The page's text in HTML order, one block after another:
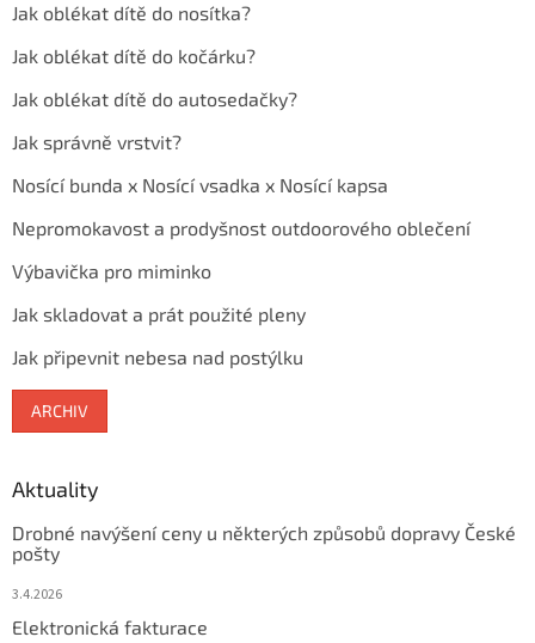
Jak oblékat dítě do nosítka?
Jak oblékat dítě do kočárku?
Jak oblékat dítě do autosedačky?
Jak správně vrstvit?
Nosící bunda x Nosící vsadka x Nosící kapsa
Nepromokavost a prodyšnost outdoorového oblečení
Výbavička pro miminko
Jak skladovat a prát použité pleny
Jak připevnit nebesa nad postýlku
ARCHIV
Aktuality
Drobné navýšení ceny u některých způsobů dopravy České
pošty
3.4.2026
Elektronická fakturace